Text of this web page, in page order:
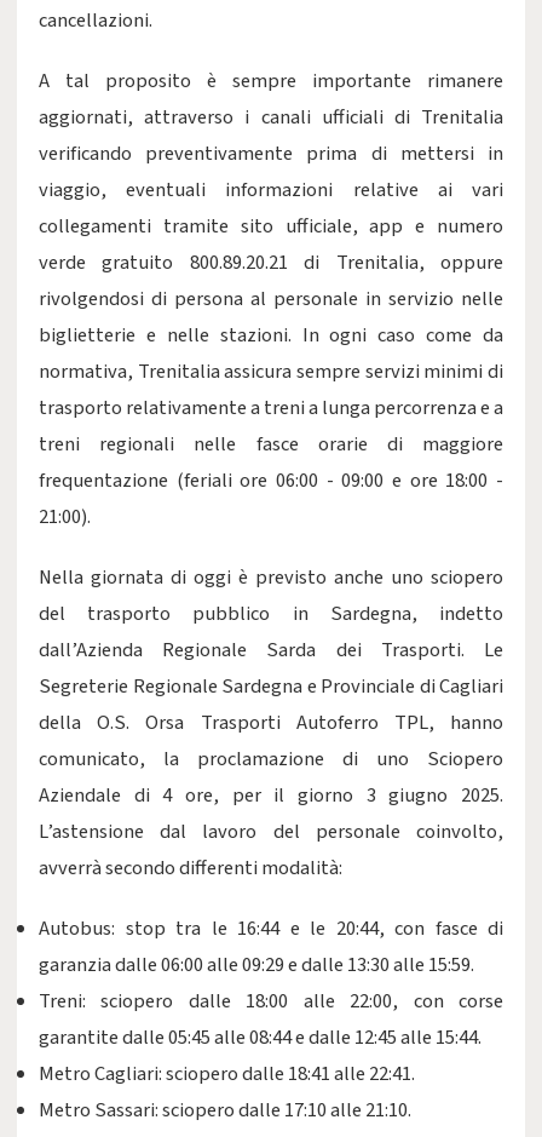
cancellazioni.
A tal proposito è sempre importante rimanere
aggiornati, attraverso i canali ufficiali di Trenitalia
verificando preventivamente prima di mettersi in
viaggio, eventuali informazioni relative ai vari
collegamenti tramite sito ufficiale, app e numero
verde gratuito 800.89.20.21 di Trenitalia, oppure
rivolgendosi di persona al personale in servizio nelle
biglietterie e nelle stazioni. In ogni caso come da
normativa, Trenitalia assicura sempre servizi minimi di
trasporto relativamente a treni a lunga percorrenza e a
treni regionali nelle fasce orarie di maggiore
frequentazione (feriali ore 06:00 - 09:00 e ore 18:00 -
21:00).
Nella giornata di oggi è previsto anche uno sciopero
del trasporto pubblico in Sardegna, indetto
dall’Azienda Regionale Sarda dei Trasporti. Le
Segreterie Regionale Sardegna e Provinciale di Cagliari
della O.S. Orsa Trasporti Autoferro TPL, hanno
comunicato, la proclamazione di uno Sciopero
Aziendale di 4 ore, per il giorno 3 giugno 2025.
L’astensione dal lavoro del personale coinvolto,
avverrà secondo differenti modalità:
Autobus: stop tra le 16:44 e le 20:44, con fasce di
garanzia dalle 06:00 alle 09:29 e dalle 13:30 alle 15:59.
Treni: sciopero dalle 18:00 alle 22:00, con corse
garantite dalle 05:45 alle 08:44 e dalle 12:45 alle 15:44.
Metro Cagliari: sciopero dalle 18:41 alle 22:41.
Metro Sassari: sciopero dalle 17:10 alle 21:10.